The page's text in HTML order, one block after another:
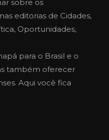
sobre os
editorias de Cidades,
Oportunidades,
para o Brasil e o
também oferecer
Aqui você fica